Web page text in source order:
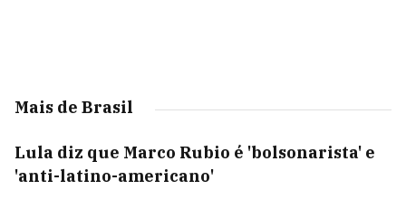
Mais de Brasil
Lula diz que Marco Rubio é 'bolsonarista' e
'anti-latino-americano'